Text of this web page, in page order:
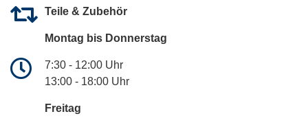
Teile & Zubehör
Montag bis Donnerstag
7:30 - 12:00 Uhr
13:00 - 18:00 Uhr
Freitag